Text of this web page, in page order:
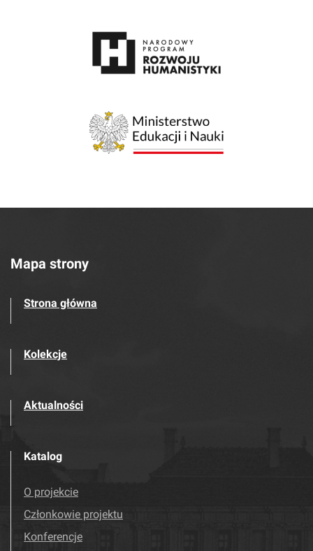
Mapa strony
Strona główna
Kolekcje
Aktualności
Katalog
O projekcie
Członkowie projektu
Konferencje